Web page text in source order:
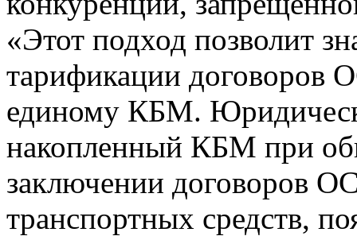
«Этот подход позволит
тарификации
единому КБМ.
накопленный КБМ при
заключении договоров
транспортных средств,